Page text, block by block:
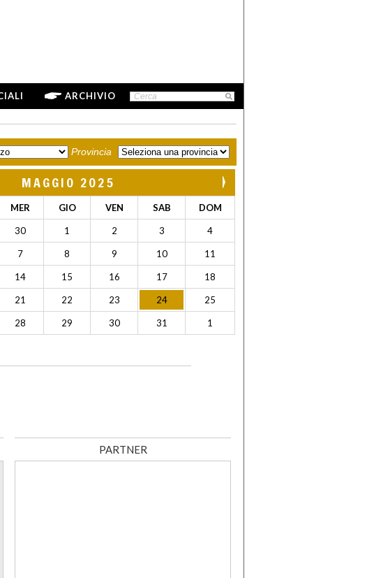
ARCHIVIO
Provincia
MAGGIO 2025
MER GIO VEN SAB DOM
30 1 2 3 4
7 8 9 10 11
14 15 16 17 18
21 22 23 24 25
28 29 30 31 1
PARTNER